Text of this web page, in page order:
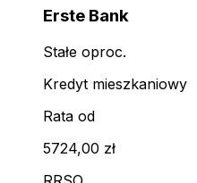
Erste Bank
Stałe oproc.
Kredyt mieszkaniowy
Rata od
5724,00 zł